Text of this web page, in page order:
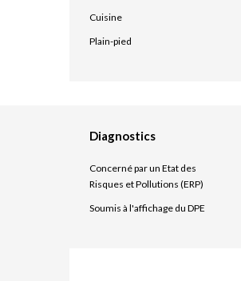
Cuisine
Plain-pied
Diagnostics
Concerné par un Etat des
Risques et Pollutions (ERP)
Soumis à l'affichage du DPE